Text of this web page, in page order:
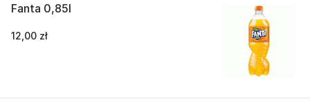
Fanta 0,85l
12,00 zł